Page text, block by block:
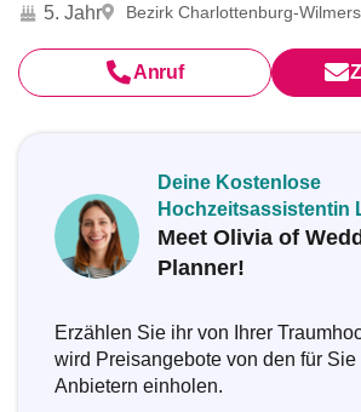
5. Jahr Bezirk Charlottenburg-
Anruf
Deine Kostenlose
Hochzeitsassistentin
Meet Olivia of
Planner!
Erzählen Sie ihr von Ihrer
wird Preisangebote von den für
Anbietern einholen.